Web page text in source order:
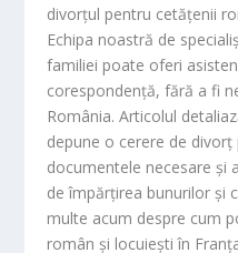
divorțul pentru cetățenii
Echipa noastră de
familiei poate oferi
corespondență, fără a fi
România. Articolul
depune o cerere de
documentele necesare și
de împărțirea bunurilor și
multe acum despre cum
român și locuiești în